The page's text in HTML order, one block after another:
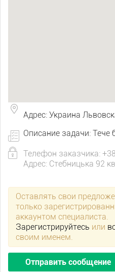
Адрес: Украина
Описание задачи: Тече
Телефон заказчика:
Адрес: Стебницька 92
Оставлять свои
только
аккаунтом специалиста.
Зарегистрируйтесь или
своим именем.
Отправить сообщение